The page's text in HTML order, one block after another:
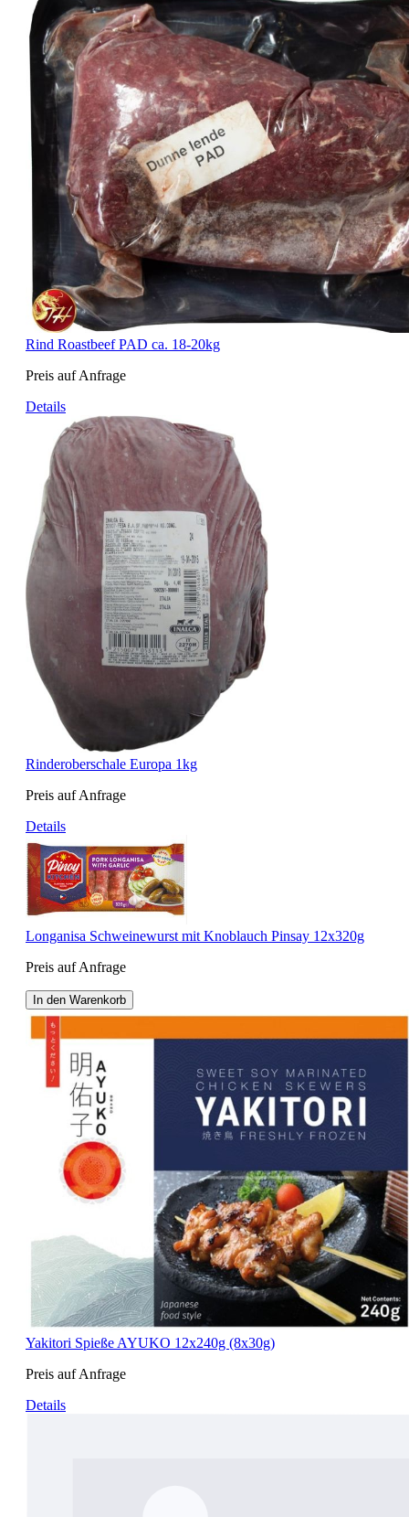
Rind Roastbeef PAD ca. 18-20kg
Preis auf Anfrage
Details
Rinderoberschale Europa 1kg
Preis auf Anfrage
Details
Longanisa Schweinewurst mit Knoblauch Pinsay 12x320g
Preis auf Anfrage
In den Warenkorb
Yakitori Spieße AYUKO 12x240g (8x30g)
Preis auf Anfrage
Details